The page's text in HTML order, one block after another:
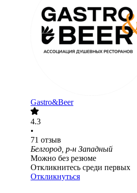
Gastro&Beer
4.3
•
71 отзыв
Белгород, р-н Западный
Можно без резюме
Откликнитесь среди первых
Откликнуться